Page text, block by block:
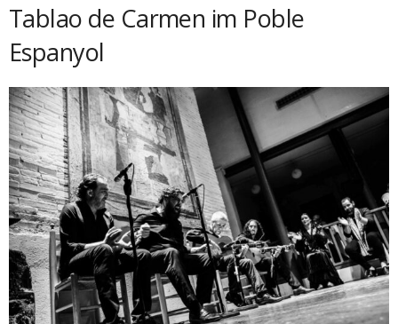
Tablao de Carmen im Poble
Espanyol